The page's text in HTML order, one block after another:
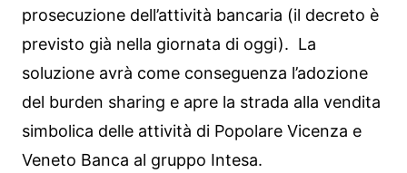
prosecuzione dell’attività bancaria (il decreto è
previsto già nella giornata di oggi). La
soluzione avrà come conseguenza l’adozione
del burden sharing e apre la strada alla vendita
simbolica delle attività di Popolare Vicenza e
Veneto Banca al gruppo Intesa.